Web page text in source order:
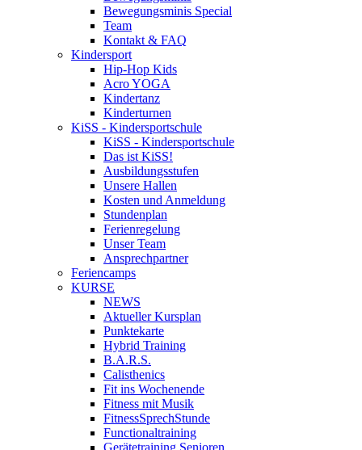
Bewegungsminis Special
Team
Kontakt & FAQ
Kindersport
Hip-Hop Kids
Acro YOGA
Kindertanz
Kinderturnen
KiSS - Kindersportschule
KiSS - Kindersportschule
Das ist KiSS!
Ausbildungsstufen
Unsere Hallen
Kosten und Anmeldung
Stundenplan
Ferienregelung
Unser Team
Ansprechpartner
Feriencamps
KURSE
NEWS
Aktueller Kursplan
Punktekarte
Hybrid Training
B.A.R.S.
Calisthenics
Fit ins Wochenende
Fitness mit Musik
FitnessSprechStunde
Functionaltraining
Gerätetraining Senioren